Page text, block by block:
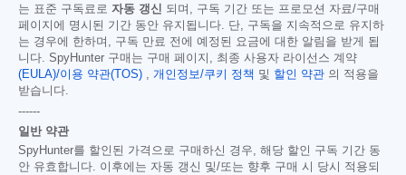
는 표준 구독료로 자동 갱신
되며, 구독 기간 또는 프로모션 자료/구매
페이지에 명시된 기간 동안 유지됩니다. 단, 구독을 지속적으로 유지하
는 경우에 한하며, 구독 만료 전에 예정된 요금에 대한 알림을 받게 됩
니다. SpyHunter 구매는 구매 페이지, 최종 사용자 라이선스 계약
(EULA)/이용 약관(TOS)
개인정보/쿠키 정책 및 할인 약관 의 적용을
받습니다.
------
일반 약관
SpyHunter를 할인된 가격으로 구매하신 경우, 해당 할인 구독 기간 동
안 유효합니다. 이후에는 자동 갱신 및/또는 향후 구매 시 당시 적용되